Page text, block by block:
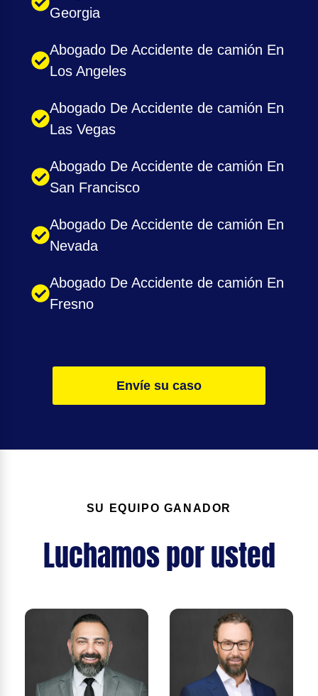
Georgia
Abogado De Accidente de camión En
Los Angeles
Abogado De Accidente de camión En
Las Vegas
Abogado De Accidente de camión En
San Francisco
Abogado De Accidente de camión En
Nevada
Abogado De Accidente de camión En
Fresno
Envíe su caso
SU EQUIPO GANADOR
Luchamos por usted